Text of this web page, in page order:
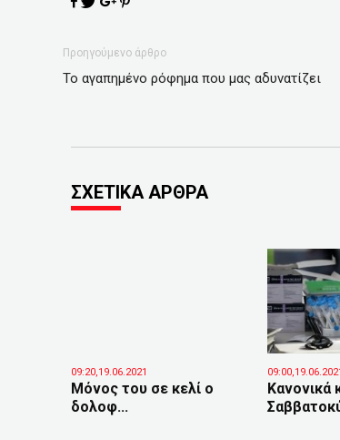
Προηγούμενο άρθρο
Το αγαπημένο ρόφημα που μας αδυνατίζει
ΣΧΕΤΙΚΑ ΑΡΘΡΑ
09:20,19.06.2021
Μόνος του σε κελί ο
δολοφ...
Κανονικά